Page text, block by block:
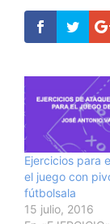
Ejercicios para
el juego con
fútbolsala
15 julio, 2016